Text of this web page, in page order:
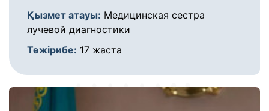
Қызмет атауы: Медицинская сестра
лучевой диагностики
Тәжірибе: 17 жаста